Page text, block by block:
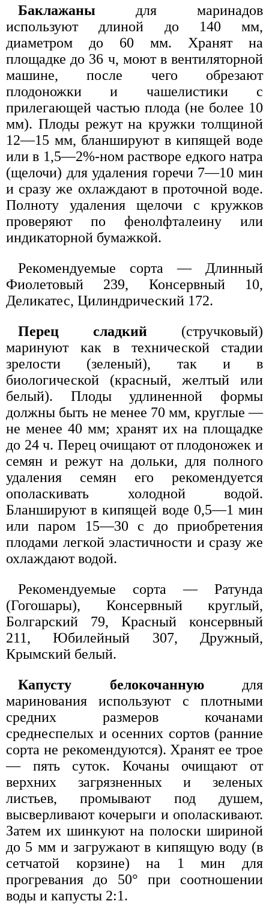
Баклажаны для маринадов
используют длиной до 140 мм,
диаметром до 60 мм. Хранят на
площадке до 36 ч, моют в вентиляторной
машине, после чего обрезают
плодоножки и чашелистики с
прилегающей частью плода (не более 10
мм). Плоды режут на кружки толщиной
12—15 мм, бланшируют в кипящей воде
или в 1,5—2%-ном растворе едкого натра
(щелочи) для удаления горечи 7—10 мин
и сразу же охлаждают в проточной воде.
Полноту удаления щелочи с кружков
проверяют по фенолфталеину или
индикаторной бумажкой.
Рекомендуемые сорта — Длинный
Фиолетовый 239, Консервный 10,
Деликатес, Цилиндрический 172.
Перец сладкий (стручковый)
маринуют как в технической стадии
зрелости (зеленый), так и в
биологической (красный, желтый или
белый). Плоды удлиненной формы
должны быть не менее 70 мм, круглые —
не менее 40 мм; хранят их на площадке
до 24 ч. Перец очищают от плодоножек и
семян и режут на дольки, для полного
удаления семян его рекомендуется
ополаскивать холодной водой.
Бланшируют в кипящей воде 0,5—1 мин
или паром 15—30 с до приобретения
плодами легкой эластичности и сразу же
охлаждают водой.
Рекомендуемые сорта — Ратунда
(Гогошары), Консервный круглый,
Болгарский 79, Красный консервный
211, Юбилейный 307, Дружный,
Крымский белый.
Капусту белокочаннуюдля
маринования используют с плотными
средних размеров кочанами
среднеспелых и осенних сортов (ранние
сорта не рекомендуются). Хранят ее трое
— пять суток. Кочаны очищают от
верхних загрязненных и зеленых
листьев, промывают под душем,
высверливают кочерыги и ополаскивают.
Затем их шинкуют на полоски шириной
до 5 мм и загружают в кипящую воду (в
сетчатой корзине) на 1 мин для
прогревания до 50° при соотношении
воды и капусты 2:1.